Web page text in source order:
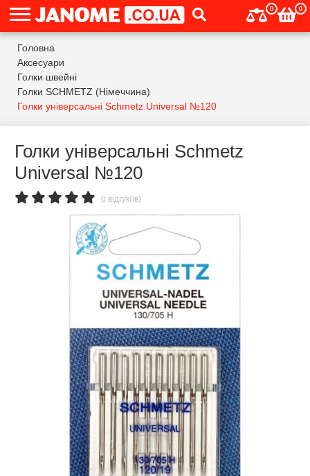
0 0
Головна
Аксесуари
Голки швейні
Голки SCHMETZ (Німеччина)
Голки універсальні Schmetz Universal №120
Голки універсальні Schmetz
Universal №120
0 відгук(ів)